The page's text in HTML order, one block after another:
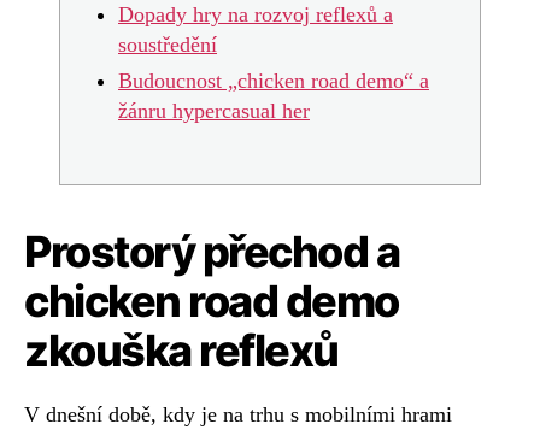
Dopady hry na rozvoj reflexů a
soustředění
Budoucnost „chicken road demo“ a
žánru hypercasual her
Prostorý přechod a
chicken road demo
zkouška reflexů
V dnešní době, kdy je na trhu s mobilními hrami